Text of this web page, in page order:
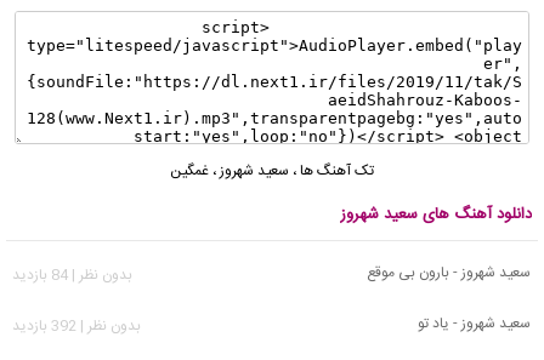
تک آهنگ ها، سعید شهروز، غمگین
دانلود آهنگ های سعید شهروز
سعید شهروز - بارون بی موقع
بدون نظر | 84 بازدید
سعید شهروز - یاد تو
بدون نظر | 392 بازدید